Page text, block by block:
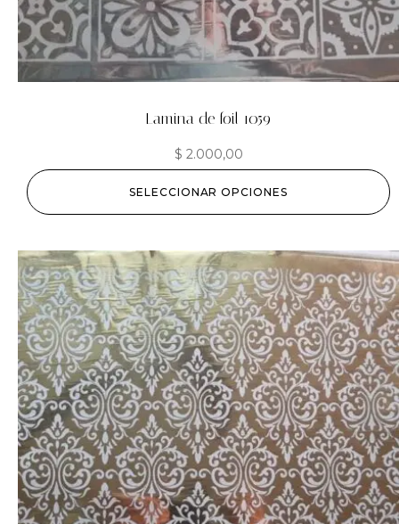
Lamina de foil 1059
$ 2.000,00
SELECCIONAR OPCIONES